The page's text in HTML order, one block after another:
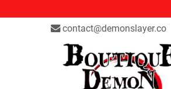
contact@demonslayer.co